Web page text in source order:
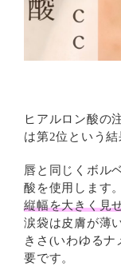
ヒアルロン酸の
は第2位という結
唇と同じくボル
酸を使用します。
縦幅を大きく見
涙袋は皮膚が薄
きさ(いわゆる
要です。